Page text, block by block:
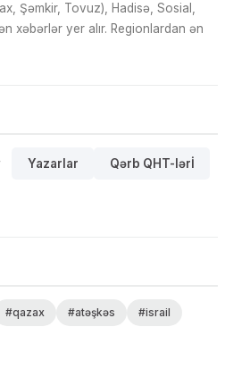
Şəmkir, Tovuz), Hadisə, Sosial,
xəbərlər yer alır. Regionlardan ən
Yazarlar Qərb QHT-lərİ
#qazax #atəşkəs
#israil